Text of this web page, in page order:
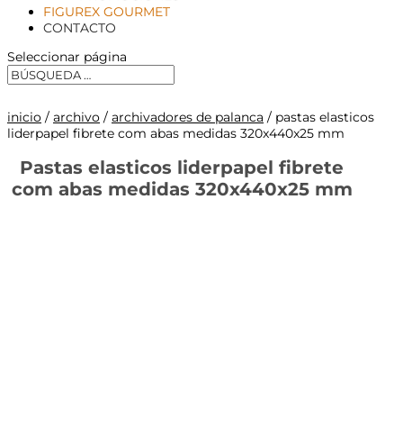
FIGUREX GOURMET
CONTACTO
Seleccionar página
inicio / archivo / archivadores de palanca / pastas elasticos
liderpapel fibrete com abas medidas 320x440x25 mm
Pastas elasticos liderpapel fibrete
com abas medidas 320x440x25 mm